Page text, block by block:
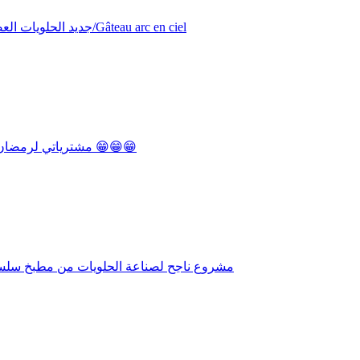
.جديد الحلويات العصرية الجزائرية من مطبخ سلسبيل / لأصحاب المشاريع /مشروع ناجح/Gâteau arc en ciel
مشترياتي لرمضان2019 من أواني ومستلزمات الحلويات /دخلوا تشوفوا لي ما شرا يتنزه 😁😁😁
مشروع ناجح لصناعة الحلويات من مطبخ سلسبيل / بوتي